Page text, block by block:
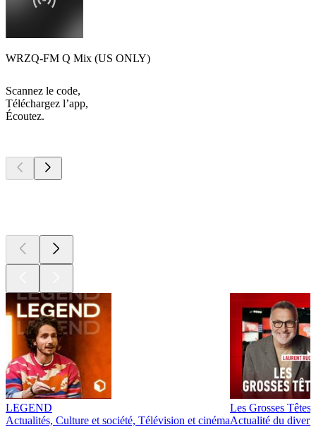
WRZQ-FM Q Mix (US ONLY)
Scannez le code,
Téléchargez l’app,
Écoutez.
LEGEND
Actualités, Culture et société, Télévision et cinéma
Les Grosses Têtes
Actualité du